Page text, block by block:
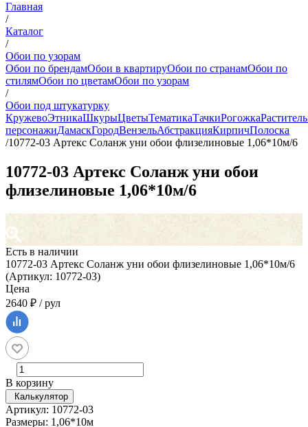
Главная
/
Каталог
/
Обои по узорам
Обои по брендамОбои в квартируОбои по странамОбои по
стилямОбои по цветамОбои по узорам
/
Обои под штукатурку
КружевоЭтникаШкурыЦветыТематикаТачкиРогожка
персонажиДамаскГородВензельАбстракцияКирпичПолоска
/10772-03 Артекс Соланж уни обои флизелиновые 1,06*10м/6
10772-03 Артекс Соланж уни обои
флизелиновые 1,06*10м/6
Есть в наличии
10772-03 Артекс Соланж уни обои флизелиновые 1,06*10м/6
(Артикул: 10772-03)
Цена
2640 ₽ / рул
В корзину
Калькулятор
Артикул: 10772-03
Размеры: 1,06*10м